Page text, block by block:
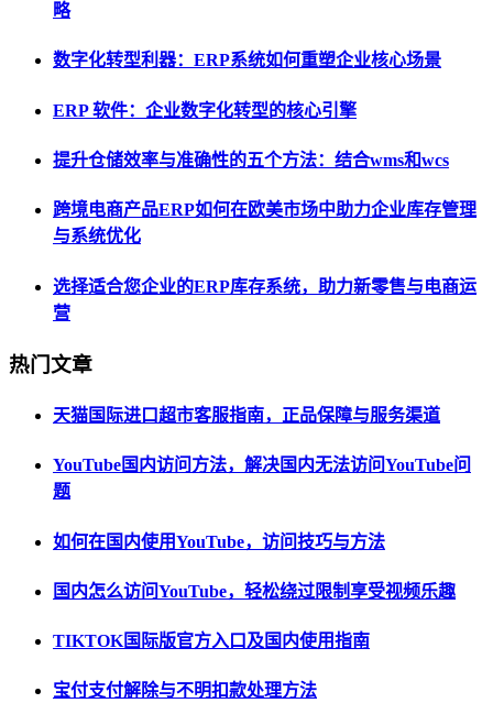
略
数字化转型利器：ERP系统如何重塑企业核心场景
ERP 软件：企业数字化转型的核心引擎
提升仓储效率与准确性的五个方法：结合wms和wcs
跨境电商产品ERP如何在欧美市场中助力企业库存管理
与系统优化
选择适合您企业的ERP库存系统，助力新零售与电商运
营
热门文章
天猫国际进口超市客服指南，正品保障与服务渠道
YouTube国内访问方法，解决国内无法访问YouTube问
题
如何在国内使用YouTube，访问技巧与方法
国内怎么访问YouTube，轻松绕过限制享受视频乐趣
TIKTOK国际版官方入口及国内使用指南
宝付支付解除与不明扣款处理方法